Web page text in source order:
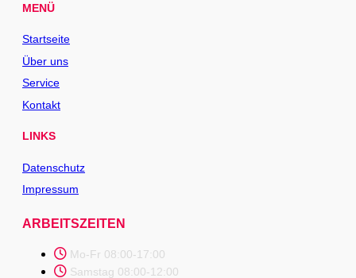
MENÜ
Startseite
Über uns
Service
Kontakt
LINKS
Datenschutz
Impressum
ARBEITSZEITEN
Mo-Fr 08:00-17:00
Samstag 08:00-12:00